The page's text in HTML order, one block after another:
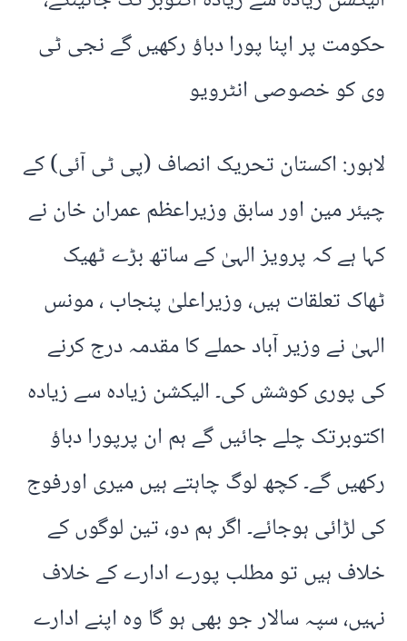
حکومت پر اپنا پورا دباؤ رکھیں گے نجی ٹی
وی کو خصوصی انٹرویو
لاہور: اکستان تحریک انصاف (پی ٹی آئی) کے
چیئر مین اور سابق وزیراعظم عمران خان نے
کہا ہے کہ پرویز الہیٰ کے ساتھ بڑے ٹھیک
ٹھاک تعلقات ہیں، وزیراعلیٰ پنجاب ، مونس
الہیٰ نے وزیر آباد حملے کا مقدمہ درج کرنے
کی پوری کوشش کی۔ الیکشن زیادہ سے زیادہ
اکتوبرتک چلے جائیں گے ہم ان پرپورا دباؤ
رکھیں گے۔ کچھ لوگ چاہتے ہیں میری اورفوج
کی لڑائی ہوجائے۔ اگر ہم دو، تین لوگوں کے
خلاف ہیں تو مطلب پورے ادارے کے خلاف
نہیں، سپہ سالار جو بھی ہو گا وہ اپنے ادارے